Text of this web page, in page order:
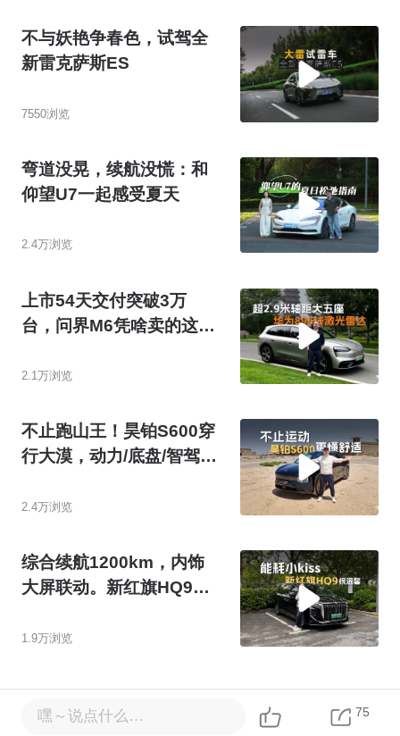
不与妖艳争春色，试驾全
新雷克萨斯ES
7550浏览
弯道没晃，续航没慌：和
仰望U7一起感受夏天
2.4万浏览
上市54天交付突破3万
台，问界M6凭啥卖的这么
2.1万浏览
不止跑山王！昊铂S600穿
行大漠，动力/底盘/智驾皆
2.4万浏览
综合续航1200km，内饰
大屏联动。新红旗HQ9升
1.9万浏览
嘿～说点什么… 75